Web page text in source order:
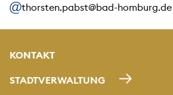
thorsten.pabst@bad-homburg.de
KONTAKT
STADTVERWALTUNG